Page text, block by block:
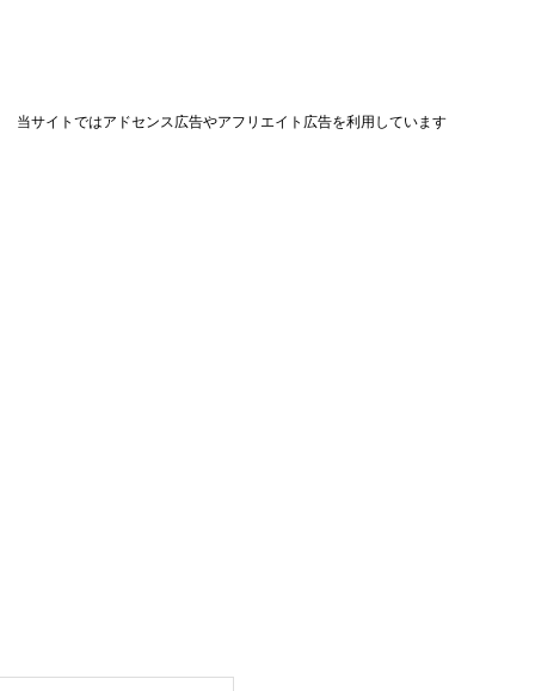
当サイトではアドセンス広告やアフリエイト広告を利用しています